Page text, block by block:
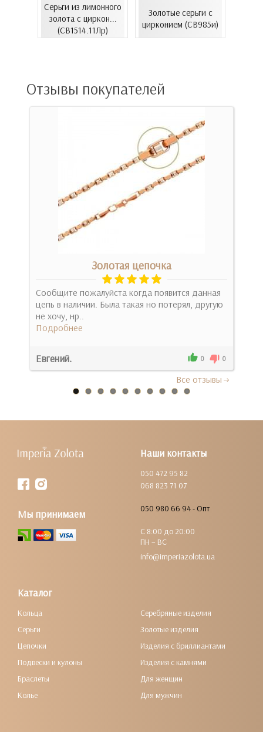
Серьги из лимонного
золота с циркон...
(СВ1514.11Лр)
Золотые серьги с
цирконием (СВ985и)
Отзывы покупателей
Золотая цепочка
Сообщите пожалуйста когда появится данная
цепь в наличии. Была такая но потерял, другую
не хочу, нр..
Подробнее
Евгений. 0 0
Все отзывы
Наши контакты
050 472 95 82
068 823 71 07
050 980 66 94 - Опт
С 8:00 до 20:00
ПН – ВС
info@imperiazolota.ua
Мы принимаем
Каталог
Кольца
Серьги
Цепочки
Подвески и кулоны
Браслеты
Колье
Серебряные изделия
Золотые изделия
Изделия с бриллиантами
Изделия с камнями
Для женщин
Для мужчин